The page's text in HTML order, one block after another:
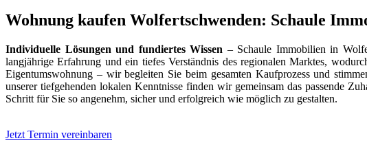
Wohnung kaufen Wolfertschwenden: Schaule
Individuelle Lösungen und fundiertes Wissen – Schaule Immobilien in
langjährige Erfahrung und ein tiefes Verständnis des regionalen Marktes,
Eigentumswohnung – wir begleiten Sie beim gesamten Kaufprozess und
unserer tiefgehenden lokalen Kenntnisse finden wir gemeinsam das passende
Schritt für Sie so angenehm, sicher und erfolgreich wie möglich zu gestalten.
Jetzt Termin vereinbaren